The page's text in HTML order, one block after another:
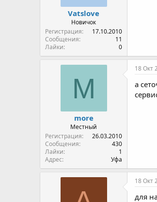
Vatslove
Новичок
Регистрация
17.10.2010
Сообщения
11
Лайки
0
M
more
Местный
Регистрация
26.03.2010
Сообщения
430
Лайки
1
Адрес
Уфа
18 Окт
а
18 Окт
для